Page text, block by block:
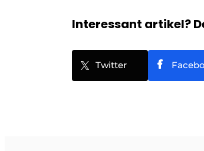
Interessant artikel?
Twitter